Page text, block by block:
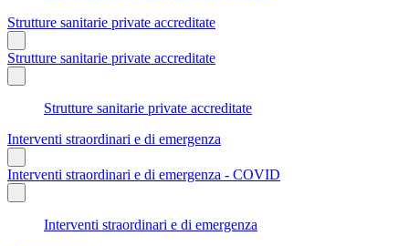
Strutture sanitarie private accreditate
Strutture sanitarie private accreditate
Strutture sanitarie private accreditate
Interventi straordinari e di emergenza
Interventi straordinari e di emergenza - COVID
Interventi straordinari e di emergenza